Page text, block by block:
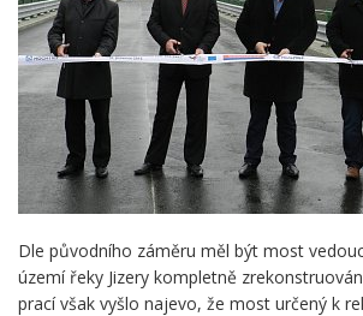
Dle původního záměru měl být most
území řeky Jizery kompletně
prací však vyšlo najevo, že most určený k